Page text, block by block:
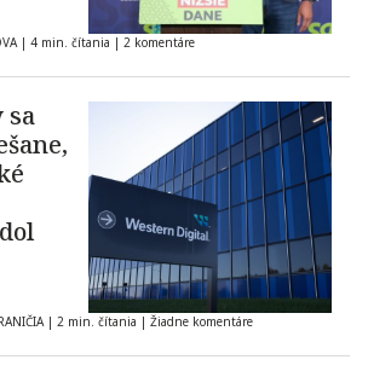
| 4 min. čítania | 2 komentáre
sa
| 2 min. čítania | Žiadne komentáre